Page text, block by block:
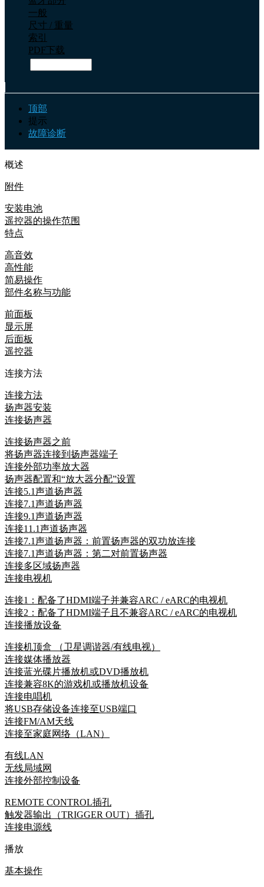
一般
尺寸 / 重量
索引
PDF下载
顶部
提示
故障诊断
概述
附件
安装电池
遥控器的操作范围
特点
高音效
高性能
简易操作
部件名称与功能
前面板
显示屏
后面板
遥控器
连接方法
连接方法
扬声器安装
连接扬声器
连接扬声器之前
将扬声器连接到扬声器端子
连接外部功率放大器
扬声器配置和“放大器分配”设置
连接5.1声道扬声器
连接7.1声道扬声器
连接9.1声道扬声器
连接11.1声道扬声器
连接7.1声道扬声器：前置扬声器的双功放连接
连接7.1声道扬声器：第二对前置扬声器
连接多区域扬声器
连接电视机
连接1：配备了HDMI端子并兼容ARC / eARC的电视机
连接2：配备了HDMI端子且不兼容ARC / eARC的电视机
连接播放设备
连接机顶盒 （卫星调谐器/有线电视）
连接媒体播放器
连接蓝光碟片播放机或DVD播放机
连接兼容8K的游戏机或播放机设备
连接电唱机
将USB存储设备连接至USB端口
连接FM/AM天线
连接至家庭网络（LAN）
有线LAN
无线局域网
连接外部控制设备
REMOTE CONTROL插孔
触发器输出（TRIGGER OUT）插孔
连接电源线
播放
基本操作